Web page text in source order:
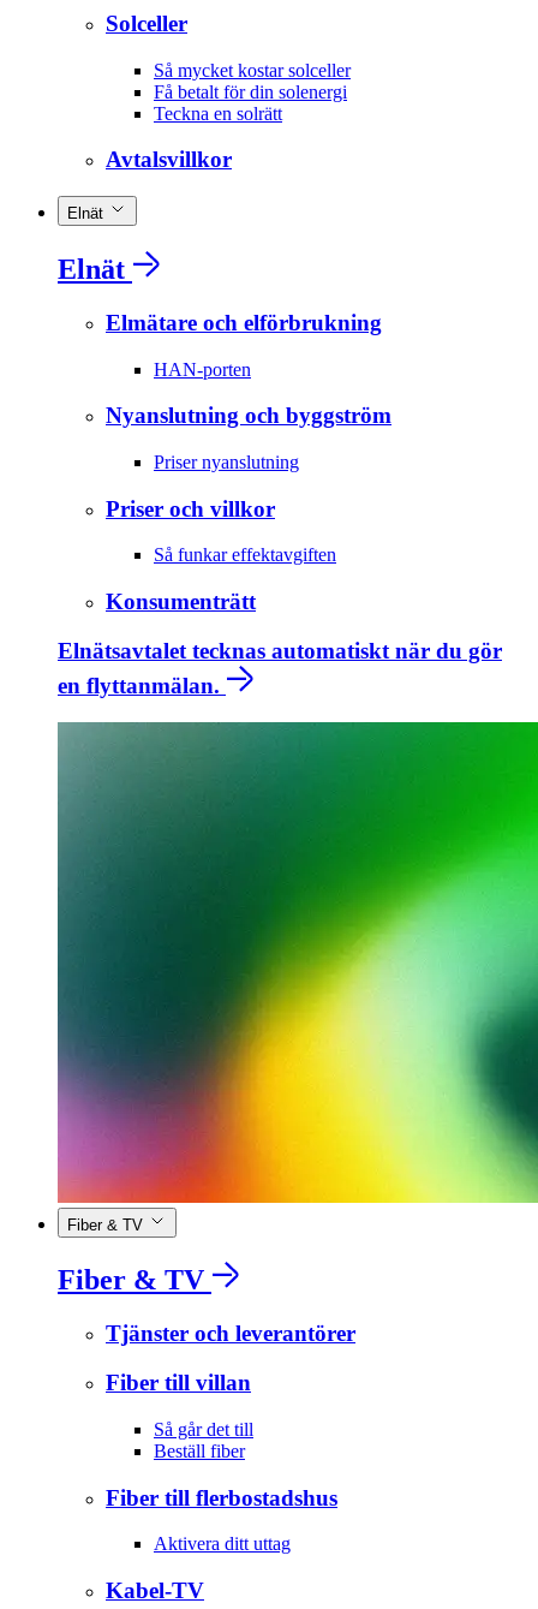
Solceller
Så mycket kostar solceller
Få betalt för din solenergi
Teckna en solrätt
Avtalsvillkor
Elnät
Elnät
Elmätare och elförbrukning
HAN-porten
Nyanslutning och byggström
Priser nyanslutning
Priser och villkor
Så funkar effektavgiften
Konsumenträtt
Elnätsavtalet tecknas automatiskt när du gör
en flyttanmälan.
Fiber & TV
Fiber & TV
Tjänster och leverantörer
Fiber till villan
Så går det till
Beställ fiber
Fiber till flerbostadshus
Aktivera ditt uttag
Kabel-TV